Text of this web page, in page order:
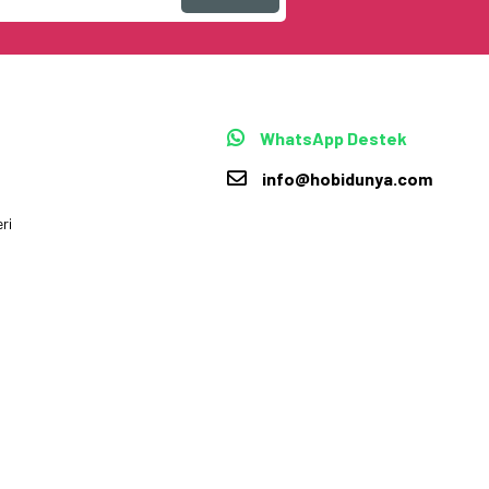
WhatsApp Destek
info@hobidunya.com